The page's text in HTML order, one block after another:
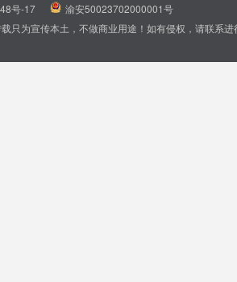
号-17
渝安50023702000001号
只为宣传本土，不做商业用途！如有侵权，请联系进